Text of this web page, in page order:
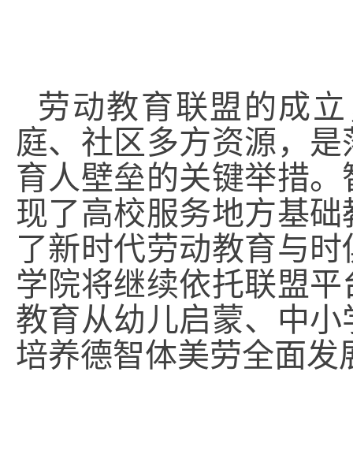
劳动教育联盟的成
庭、社区多方资源，
育人壁垒的关键举措
现了高校服务地方基
了新时代劳动教育与
学院将继续依托联盟
教育从幼儿启蒙、中
培养德智体美劳全面发